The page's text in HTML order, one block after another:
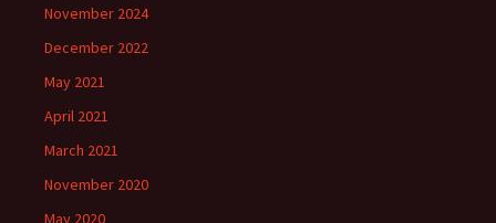
November 2024
December 2022
May 2021
April 2021
March 2021
November 2020
May 2020